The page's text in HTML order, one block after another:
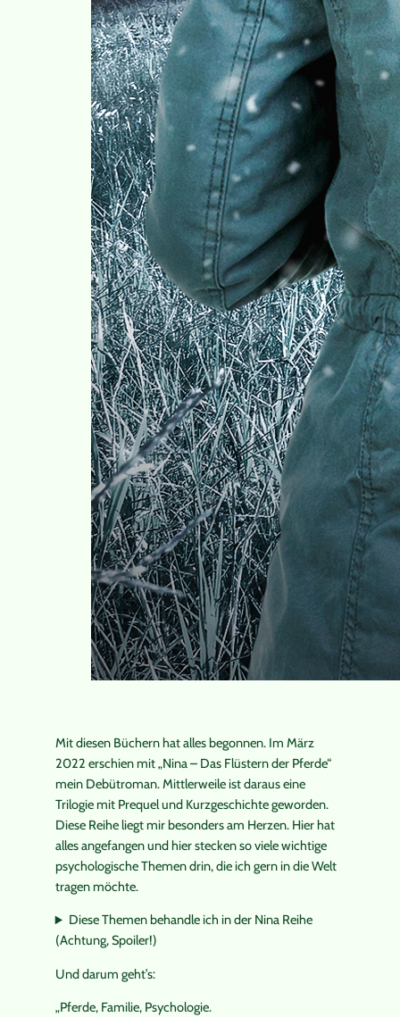
Mit diesen Büchern hat alles begonnen. Im März
2022 erschien mit „Nina – Das Flüstern der Pferde“
mein Debütroman. Mittlerweile ist daraus eine
Trilogie mit Prequel und Kurzgeschichte geworden.
Diese Reihe liegt mir besonders am Herzen. Hier hat
alles angefangen und hier stecken so viele wichtige
psychologische Themen drin, die ich gern in die Welt
tragen möchte.
Diese Themen behandle ich in der Nina Reihe
(Achtung, Spoiler!)
Und darum geht’s:
„Pferde, Familie, Psychologie.